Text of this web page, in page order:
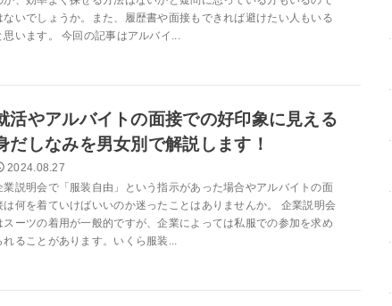
ないでしょうか。また、履歴書や面接もできれば避けたい人もいる
思います。 今回の記事はアルバイ...
活やアルバイトの面接での好印象に見える
だしなみを男女別で解説します！
2024.08.27
業説明会で「服装自由」という指示があった場合やアルバイトの面
は何を着ていけばいいのか迷ったことはありませんか。 企業説明会
スーツの着用が一般的ですが、企業によっては私服での参加を求め
れることがあります。いくら服装...